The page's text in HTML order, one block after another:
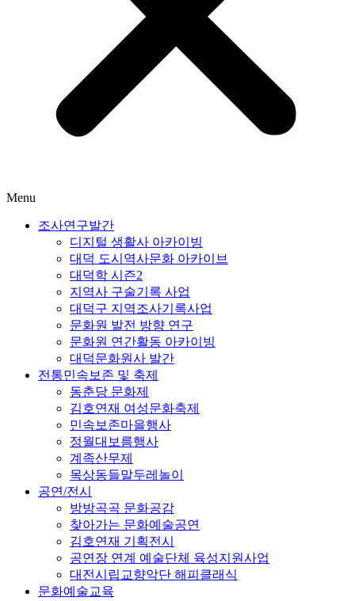
Menu
조사연구발간
디지털 생활사 아카이빙
대덕 도시역사문화 아카이브
대덕학 시즌2
지역사 구술기록 사업
대덕구 지역조사기록사업
문화원 발전 방향 연구
문화원 연간활동 아카이빙
대덕문화원사 발간
전통민속보존 및 축제
동춘당 문화제
김호연재 여성문화축제
민속보존마을행사
정월대보름행사
계족산무제
목상동들말두레놀이
공연/전시
방방곡곡 문화공감
찾아가는 문화예술공연
김호연재 기획전시
공연장 연계 예술단체 육성지원사업
대전시립교향악단 해피클래식
문화예술교육